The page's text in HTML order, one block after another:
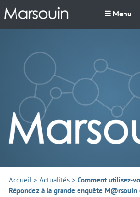
☰ Menu
Accueil> Actualités > Comment utilisez-
Répondez à la grande enquête